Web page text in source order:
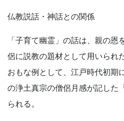
仏教説話・神話との関係
「子育て幽霊」の話は、親の
侶に説教の題材として用いられた
おもな例として、江戸時代初期
の浄土真宗の僧侶月感が記した
られる。